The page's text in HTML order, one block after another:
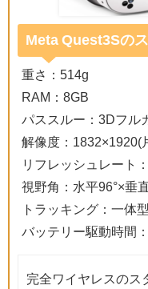
Meta Quest3Sの
重さ：514g
RAM：8GB
パススルー：3Dフル
解像度：1832×1920(
リフレッシュレート
視野角：水平96°×垂
トラッキング：一体
バッテリー駆動時間
完全ワイヤレスのス